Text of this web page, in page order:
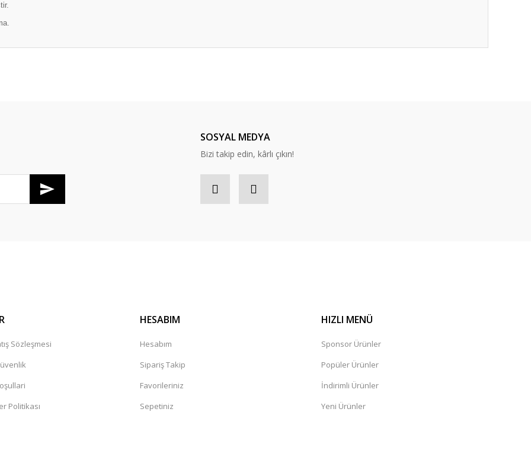
SOSYAL MEDYA
Bizi takip edin, kârlı çıkın!
Sözleşmesi
Politikası
HESABIM
Hesabım
Sipariş Takip
Favorileriniz
Sepetiniz
HIZLI MENÜ
Sponsor Ürünler
Popüler Ürünler
İndirimli Ürünler
Yeni Ürünler